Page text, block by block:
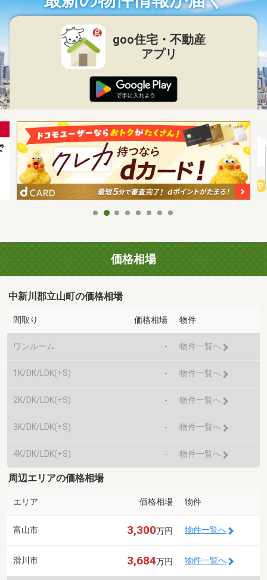
goo住宅・不動産
アプリ
価格相場
中新川郡立山町の価格相場
間取り 価格相場 物件
ワンルーム - 物件一覧へ
1K/DK/LDK(+S) - 物件一覧へ
2K/DK/LDK(+S) - 物件一覧へ
3K/DK/LDK(+S) - 物件一覧へ
4K/DK/LDK(+S) - 物件一覧へ
周辺エリアの価格相場
エリア 価格相場 物件
富山市 3,300万円 物件一覧へ
滑川市 3,684万円 物件一覧へ